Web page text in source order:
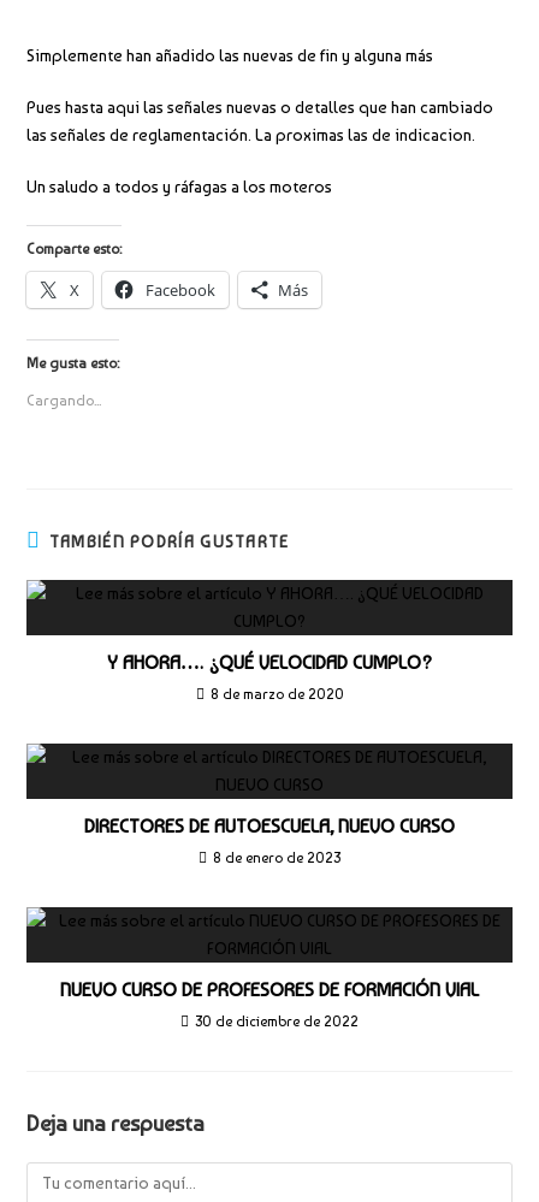
Simplemente han añadido las nuevas de fin y alguna más
Pues hasta aqui las señales nuevas o detalles que han cambiado
las señales de reglamentación. La proximas las de indicacion.
Un saludo a todos y ráfagas a los moteros
Comparte esto:
X Facebook Más
Me gusta esto:
Cargando...
TAMBIÉN PODRÍA GUSTARTE
Y AHORA…. ¿QUÉ VELOCIDAD CUMPLO?
8 de marzo de 2020
DIRECTORES DE AUTOESCUELA, NUEVO CURSO
8 de enero de 2023
NUEVO CURSO DE PROFESORES DE FORMACIÓN VIAL
30 de diciembre de 2022
Deja una respuesta
Comentario